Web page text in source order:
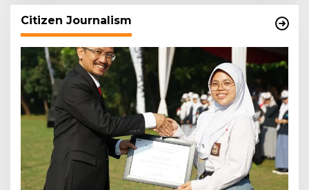
Citizen Journalism